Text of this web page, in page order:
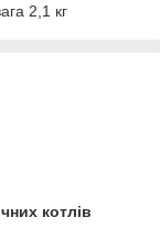
2,1 кг
котлів